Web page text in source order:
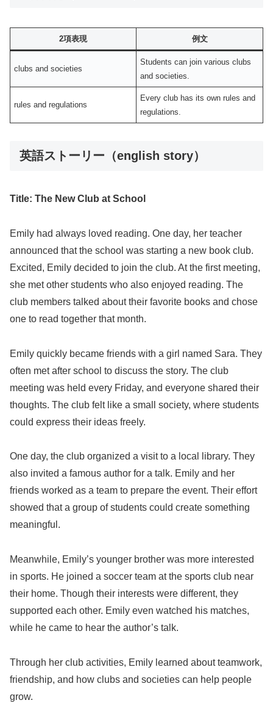
2項表現 例文
clubs and societies
Students can join various clubs
and societies.
rules and regulations
Every club has its own rules and
regulations.
英語ストーリー（english story）
Title: The New Club at School
Emily had always loved reading. One day, her teacher
announced that the school was starting a new book club.
Excited, Emily decided to join the club. At the first meeting,
she met other students who also enjoyed reading. The
club members talked about their favorite books and chose
one to read together that month.
Emily quickly became friends with a girl named Sara. They
often met after school to discuss the story. The club
meeting was held every Friday, and everyone shared their
thoughts. The club felt like a small society, where students
could express their ideas freely.
One day, the club organized a visit to a local library. They
also invited a famous author for a talk. Emily and her
friends worked as a team to prepare the event. Their effort
showed that a group of students could create something
meaningful.
Meanwhile, Emily’s younger brother was more interested
in sports. He joined a soccer team at the sports club near
their home. Though their interests were different, they
supported each other. Emily even watched his matches,
while he came to hear the author’s talk.
Through her club activities, Emily learned about teamwork,
friendship, and how clubs and societies can help people
grow.